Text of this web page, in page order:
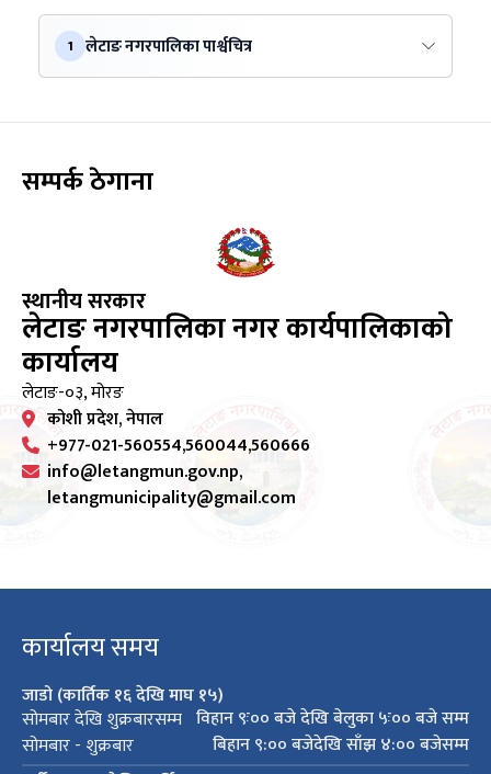
1 लेटाङ नगरपालिका पार्श्वचित्र
सम्पर्क ठेगाना
स्थानीय सरकार
लेटाङ नगरपालिका नगर कार्यपालिकाको
कार्यालय
लेटाङ-०३, मोरङ
कोशी प्रदेश, नेपाल
+977-021-560554,560044,560666
info@letangmun.gov.np,
letangmunicipality@gmail.com
कार्यालय समय
जाडो (कार्तिक १६ देखि माघ १५)
सोमबार देखि शुक्रबारसम्म विहान ९ः०० बजे देखि बेलुका ५ः०० बजे सम्म
सोमबार - शुक्रबार
बिहान ९:०० बजेदेखि साँझ ४:०० बजेसम्म